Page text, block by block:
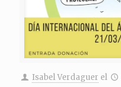
Isabel Verdaguer el